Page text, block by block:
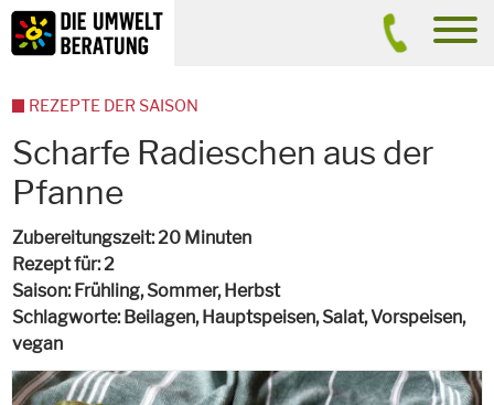
Inhalt
Suche
Scharfe Radieschen aus der
Pfanne
Zubereitungszeit 20 Minuten
Rezept für 2
Saison Frühling, Sommer, Herbst
Schlagworte Beilagen, Hauptspeisen, Salat, Vorspeisen,
vegan
REZEPTE DER SAISON